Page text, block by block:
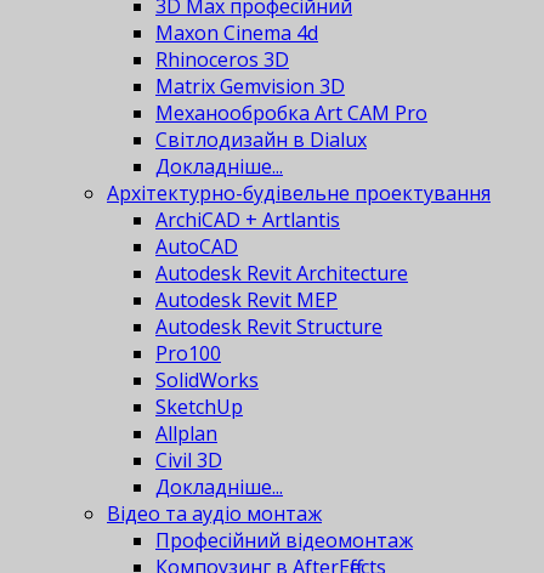
3D Max професійний
Maxon Cinema 4d
Rhinoceros 3D
Matrix Gemvision 3D
Механообробка Art CAM Pro
Світлодизайн в Dialux
Докладніше...
Архітектурно-будівельне проектування
ArchiCAD + Artlantis
AutoCAD
Autodesk Revit Architecture
Autodesk Revit MEP
Autodesk Revit Structure
Pro100
SolidWorks
SketchUp
Allplan
Civil 3D
Докладніше...
Відео та аудіо монтаж
Професійний відеомонтаж
Компоузинг в AfterEffects